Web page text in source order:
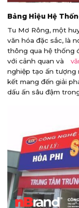
Bảng Hiệu Hệ
Tu Mơ Rông, một
văn hóa đặc sắc, là
thông qua hệ thống
với cảnh quan và
nghiệp tạo ấn tượng
kết mang đến giải
dấu ấn sâu đậm